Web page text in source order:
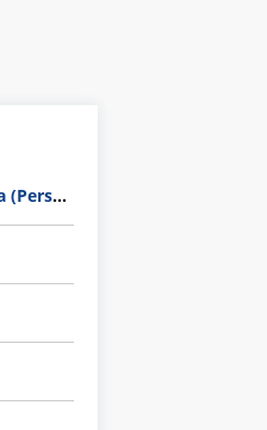
PT Agrinas Palma Nusantara (Persero)